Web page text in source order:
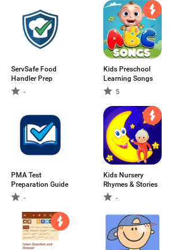
ServSafe Food
Handler Prep
-
Kids Preschool
Learning Songs
5
PMA Test
Preparation Guide
-
Kids Nursery
Rhymes & Stories
-